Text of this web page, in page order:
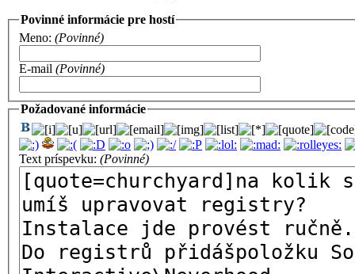
Povinné informácie pre hostí
Meno: (Povinné)
E-mail (Povinné)
Požadované informácie
Text príspevku: (Povinné)